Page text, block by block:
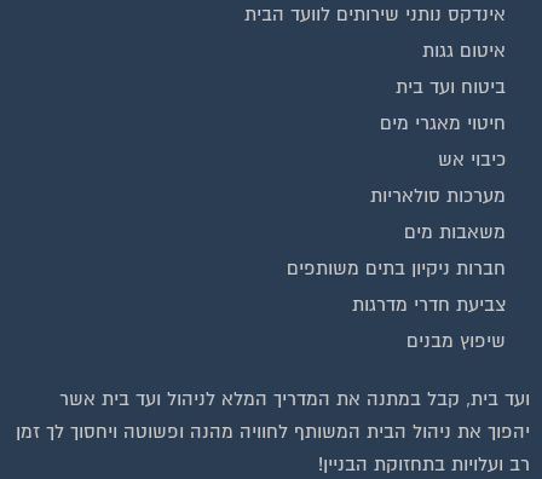
אינדקס נותני שירותים לוועד הבית
איטום גגות
ביטוח ועד בית
חיטוי מאגרי מים
כיבוי אש
מערכות סולאריות
משאבות מים
חברות ניקיון בתים משותפים
צביעת חדרי מדרגות
שיפוץ מבנים
ועד בית, קבל במתנה את המדריך המלא לניהול ועד בית אשר
יהפוך את ניהול הבית המשותף לחוויה מהנה ופשוטה ויחסוך לך זמן
רב ועלויות בתחזוקת הבניין!